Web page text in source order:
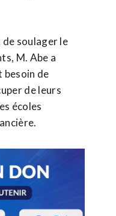
soulager le
M. Abe a
besoin de
de leurs
écoles